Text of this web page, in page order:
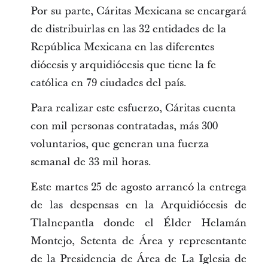
Por su parte, Cáritas Mexicana se encargará
de distribuirlas en las 32 entidades de la
República Mexicana en las diferentes
diócesis y arquidiócesis que tiene la fe
católica en 79 ciudades del país.
Para realizar este esfuerzo, Cáritas cuenta
con mil personas contratadas, más 300
voluntarios, que generan una fuerza
semanal de 33 mil horas.
Este martes 25 de agosto arrancó la entrega
de las despensas en la Arquidiócesis de
Tlalnepantla donde el Élder Helamán
Montejo, Setenta de Área y representante
de la Presidencia de Área de La Iglesia de